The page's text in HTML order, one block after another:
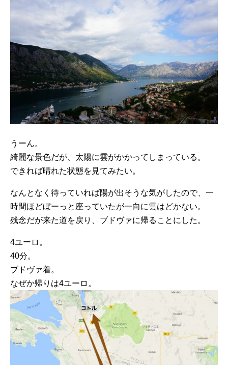
うーん。
綺麗な景色だが、太陽に雲がかかってしまっている。
できれば晴れた状態を見てみたい。
なんとなく待っていれば陽が出そうな気がしたので、一
時間ほどぼーっと座っていたが一向に雲はどかない。
残念だが来た道を戻り、ブドヴァに帰ることにした。
4ユーロ。
40分。
ブドヴァ着。
なぜか帰りは4ユーロ。